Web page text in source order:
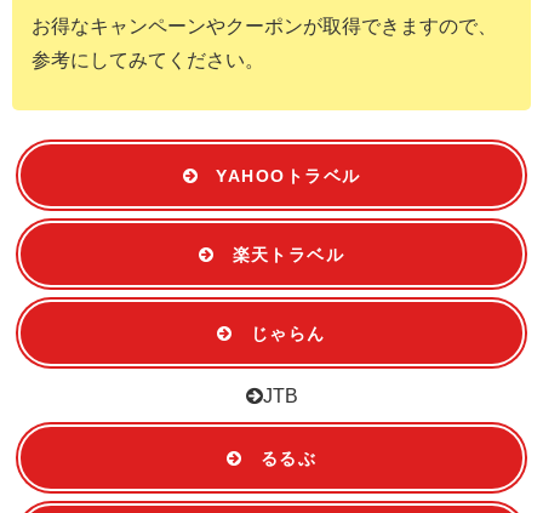
お得なキャンペーンやクーポンが取得できますので、
参考にしてみてください。
YAHOOトラベル
楽天トラベル
じゃらん
JTB
るるぶ